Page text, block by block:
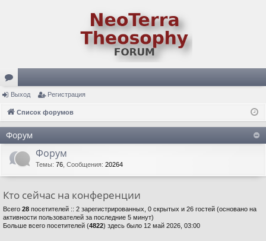
ор
ум
ы
Выход Регистрация
Список форумов
Форум
Форум
Темы: 76 Сообщения: 20264
Кто сейчас на конференции
Всего 28 посетителей :: 2 зарегистрированных, 0 скрытых и 26 гостей (основано на
активности пользователей за последние 5 минут)
Больше всего посетителей (4822) здесь было 12 май 2026, 03:00